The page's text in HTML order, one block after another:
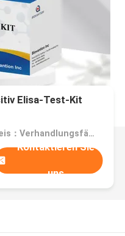
Elisa-Test-Kit
Preis：Verhandlungsfähig
Kontaktieren Sie
uns